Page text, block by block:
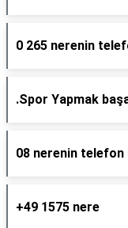
0 265 nerenin
.Spor Yapmak
08 nerenin telefon
+49 1575 nere